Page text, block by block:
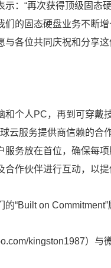
：“再次获得顶级固态
们的固态硬盘业务不断
各位共同庆祝和分享这
和个人PC，再到可穿戴
云服务提供商信赖的合
务放在首位，确保每
作伙伴进行互动，以
“Built on
kingston1987）